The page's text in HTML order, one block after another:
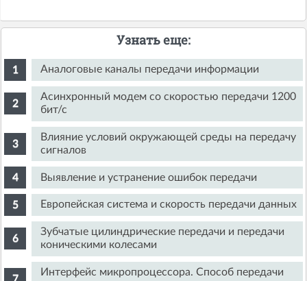
Узнать еще:
Аналоговые каналы передачи информации
Асинхронный модем со скоростью передачи 1200
бит/с
Влияние условий окружающей среды на передачу
сигналов
Выявление и устранение ошибок передачи
Европейская система и скорость передачи данных
Зубчатые цилиндрические передачи и передачи
коническими колесами
Интерфейс микропроцессора. Способ передачи